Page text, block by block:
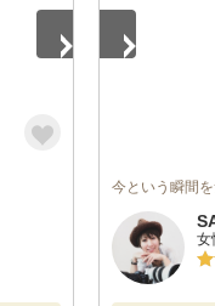
今という瞬間
女